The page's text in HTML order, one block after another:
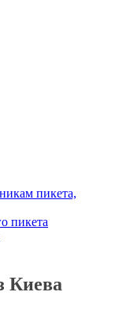
пикета,
пикета
Киева